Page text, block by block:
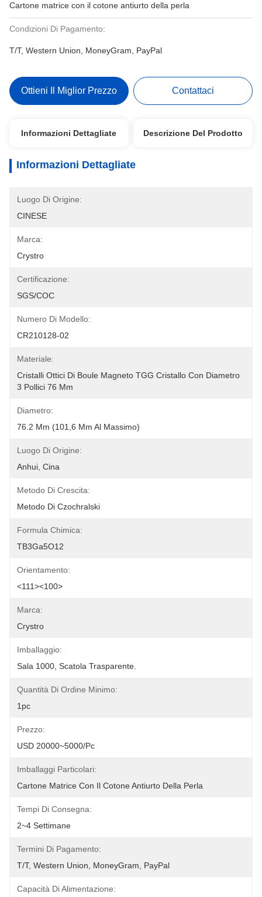
Cartone matrice con il cotone antiurto della perla
Condizioni Di Pagamento:
T/T, Western Union, MoneyGram, PayPal
Ottieni Il Miglior Prezzo Contattaci
Informazioni Dettagliate Descrizione Del Prodotto
Informazioni Dettagliate
Luogo Di Origine:
CINESE
Marca:
Crystro
Certificazione:
SGS/COC
Numero Di Modello:
CR210128-02
Materiale:
Cristalli Ottici Di Boule Magneto TGG Cristallo Con Diametro
3 Pollici 76 Mm
Diametro:
76.2 Mm (101,6 Mm Al Massimo)
Luogo Di Origine:
Anhui, Cina
Metodo Di Crescita:
Metodo Di Czochralski
Formula Chimica:
TB3Ga5O12
Orientamento:
<111><100>
Marca:
Crystro
Imballaggio:
Sala 1000, Scatola Trasparente.
Quantità Di Ordine Minimo:
1pc
Prezzo:
USD 20000~5000/pc
Imballaggi Particolari:
Cartone Matrice Con Il Cotone Antiurto Della Perla
Tempi Di Consegna:
2~4 Settimane
Termini Di Pagamento:
T/T, Western Union, MoneyGram, PayPal
Capacità Di Alimentazione: